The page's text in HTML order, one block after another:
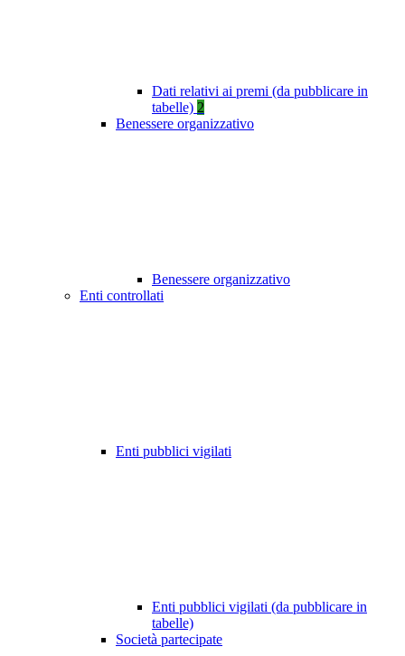
Dati relativi ai premi (da pubblicare in
tabelle) 2
Benessere organizzativo
Benessere organizzativo
Enti controllati
Enti pubblici vigilati
Enti pubblici vigilati (da pubblicare in
tabelle)
Società partecipate